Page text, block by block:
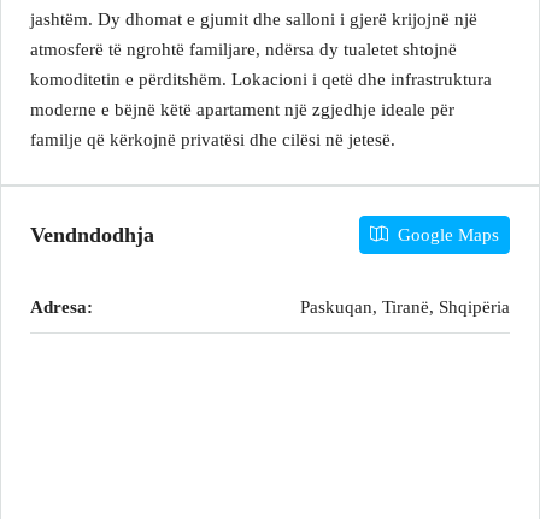
jashtëm. Dy dhomat e gjumit dhe salloni i gjerë krijojnë një
atmosferë të ngrohtë familjare, ndërsa dy tualetet shtojnë
komoditetin e përditshëm. Lokacioni i qetë dhe infrastruktura
moderne e bëjnë këtë apartament një zgjedhje ideale për
familje që kërkojnë privatësi dhe cilësi në jetesë.
Vendndodhja Google Maps
Adresa: Paskuqan, Tiranë, Shqipëria